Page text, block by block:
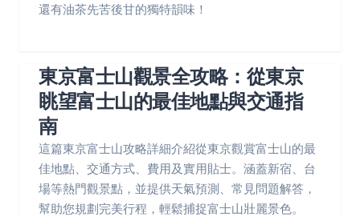
還有油茶先苦後甘的獨特韻味！
東京富士山觀景全攻略：從東京
眺望富士山的最佳地點與交通指
南
這篇東京富士山攻略詳細介紹從東京觀賞富士山的最
佳地點、交通方式、費用及實用貼士。涵蓋新宿、台
場等熱門觀景點，並提供天氣預測、常見問題解答，
幫助您規劃完美行程，輕鬆捕捉富士山壯麗景色。